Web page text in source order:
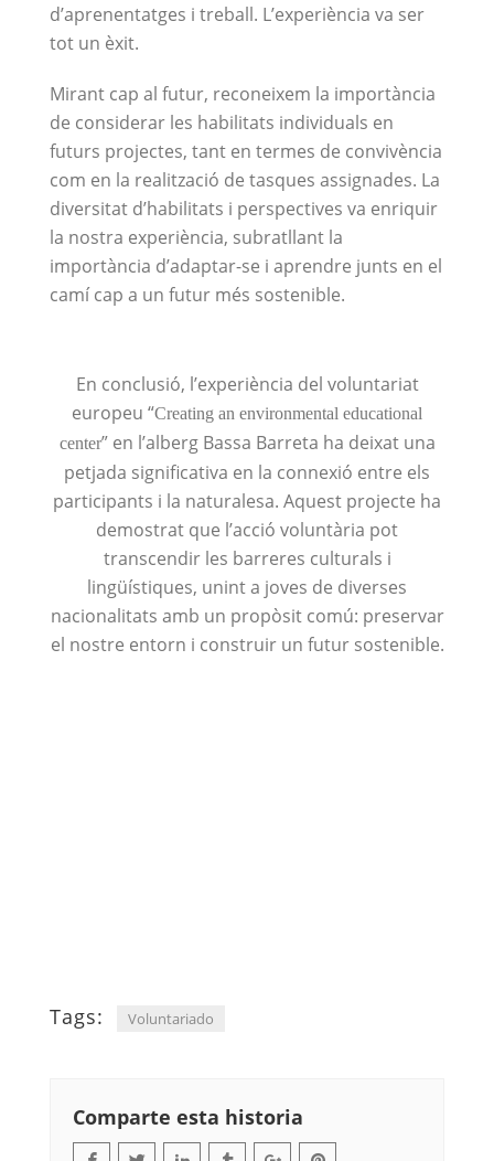
d’aprenentatges i treball. L’experiència va ser
tot un èxit.
Mirant cap al futur, reconeixem la importància
de considerar les habilitats individuals en
futurs projectes, tant en termes de convivència
com en la realització de tasques assignades. La
diversitat d’habilitats i perspectives va enriquir
la nostra experiència, subratllant la
importància d’adaptar-se i aprendre junts en el
camí cap a un futur més sostenible.
En conclusió, l’experiència del voluntariat
europeu “Creating an environmental educational
center” en l’alberg Bassa Barreta ha deixat una
petjada significativa en la connexió entre els
participants i la naturalesa. Aquest projecte ha
demostrat que l’acció voluntària pot
transcendir les barreres culturals i
lingüístiques, unint a joves de diverses
nacionalitats amb un propòsit comú: preservar
el nostre entorn i construir un futur sostenible.
Tags: Voluntariado
Comparte esta historia